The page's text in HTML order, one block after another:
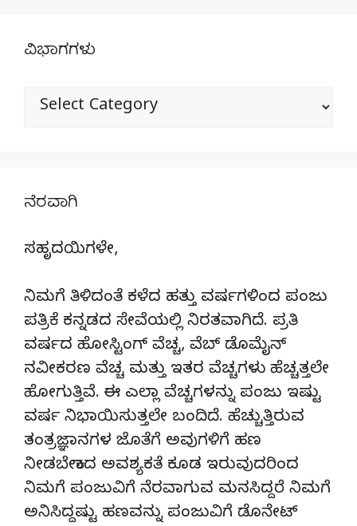
ವಿಭಾಗಗಳು
ವಿಭಾಗಗಳು
ನೆರವಾಗಿ
ಸಹೃದಯಿಗಳೇ,
ನಿಮಗೆ ತಿಳಿದಂತೆ ಕಳೆದ ಹತ್ತು ವರ್ಷಗಳಿಂದ ಪಂಜು
ಪತ್ರಿಕೆ ಕನ್ನಡದ ಸೇವೆಯಲ್ಲಿ ನಿರತವಾಗಿದೆ. ಪ್ರತಿ
ವರ್ಷದ ಹೋಸ್ಟಿಂಗ್‌ ವೆಚ್ಚ, ವೆಬ್‌ ಡೊಮೈನ್‌
ನವೀಕರಣ ವೆಚ್ಚ ಮತ್ತು ಇತರ ವೆಚ್ಚಗಳು ಹೆಚ್ಚತ್ತಲೇ
ಹೋಗುತ್ತಿವೆ. ಈ ಎಲ್ಲಾ ವೆಚ್ಚಗಳನ್ನು ಪಂಜು ಇಷ್ಟು
ವರ್ಷ ನಿಭಾಯಿಸುತ್ತಲೇ ಬಂದಿದೆ. ಹೆಚ್ಚುತ್ತಿರುವ
ತಂತ್ರಜ್ಞಾನಗಳ ಜೊತೆಗೆ ಅವುಗಳಿಗೆ ಹಣ
ನೀಡಬೇಕಾದ ಅವಶ್ಯಕತೆ ಕೂಡ ಇರುವುದರಿಂದ
ನಿಮಗೆ ಪಂಜುವಿಗೆ ನೆರವಾಗುವ ಮನಸಿದ್ದರೆ ನಿಮಗೆ
ಅನಿಸಿದ್ದಷ್ಟು ಹಣವನ್ನು ಪಂಜುವಿಗೆ ಡೊನೇಟ್‌